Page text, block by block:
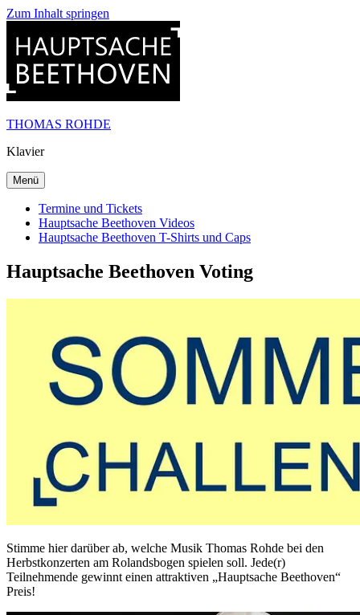
Zum Inhalt springen
THOMAS ROHDE
Klavier
Menü
Termine und Tickets
Hauptsache Beethoven Videos
Hauptsache Beethoven T-Shirts und Caps
Hauptsache Beethoven Voting
Stimme hier darüber ab, welche Musik Thomas Rohde bei den
Herbstkonzerten am Rolandsbogen spielen soll. Jede(r)
Teilnehmende gewinnt einen attraktiven „Hauptsache Beethoven“
Preis!